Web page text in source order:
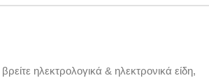
ηλεκτρολογικά & ηλεκτρονικά είδη,